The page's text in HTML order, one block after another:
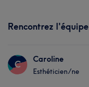
Rencontrez l'équipe
C Caroline
Esthéticien/ne